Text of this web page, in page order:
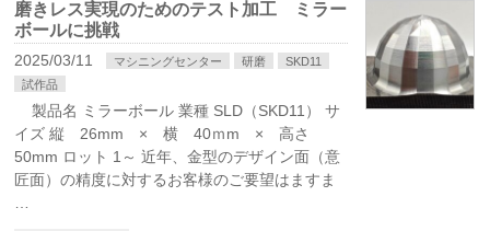
磨きレス実現のためのテスト加工 ミラー
ボールに挑戦
2025/03/11 マシニングセンター 研磨
SKD11
試作品
製品名 ミラーボール 業種 SLD（SKD11） サ
イズ 縦 26mm × 横 40ｍm × 高さ
50mm ロット 1～ 近年、金型のデザイン面（意
匠面）の精度に対するお客様のご要望はますま